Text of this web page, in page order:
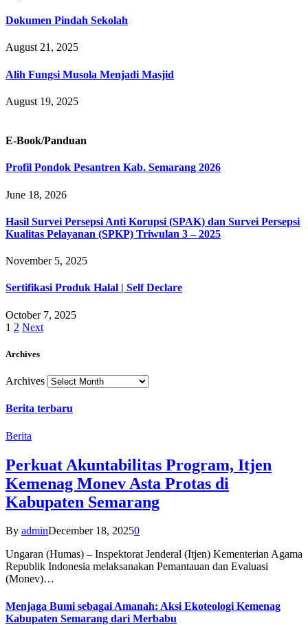
Dokumen Pindah Sekolah
August 21, 2025
Alih Fungsi Musola Menjadi Masjid
August 19, 2025
E-Book/Panduan
Profil Pondok Pesantren Kab. Semarang 2026
June 18, 2026
Hasil Survei Persepsi Anti Korupsi (SPAK) dan Survei Persepsi
Kualitas Pelayanan (SPKP) Triwulan 3 – 2025
November 5, 2025
Sertifikasi Produk Halal | Self Declare
October 7, 2025
1 2 Next
Archives
Archives
Berita terbaru
Berita
Perkuat Akuntabilitas Program, Itjen
Kemenag Monev Asta Protas di
Kabupaten Semarang
By adminDecember 18, 20250
Ungaran (Humas) – Inspektorat Jenderal (Itjen) Kementerian Agama
Republik Indonesia melaksanakan Pemantauan dan Evaluasi
(Monev)…
Menjaga Bumi sebagai Amanah: Aksi Ekoteologi Kemenag
Kabupaten Semarang dari Merbabu